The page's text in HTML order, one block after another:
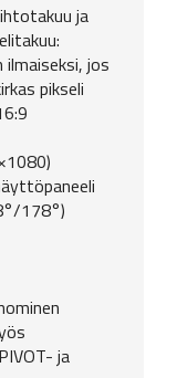
ja
jos
pikseli
178°)
ja